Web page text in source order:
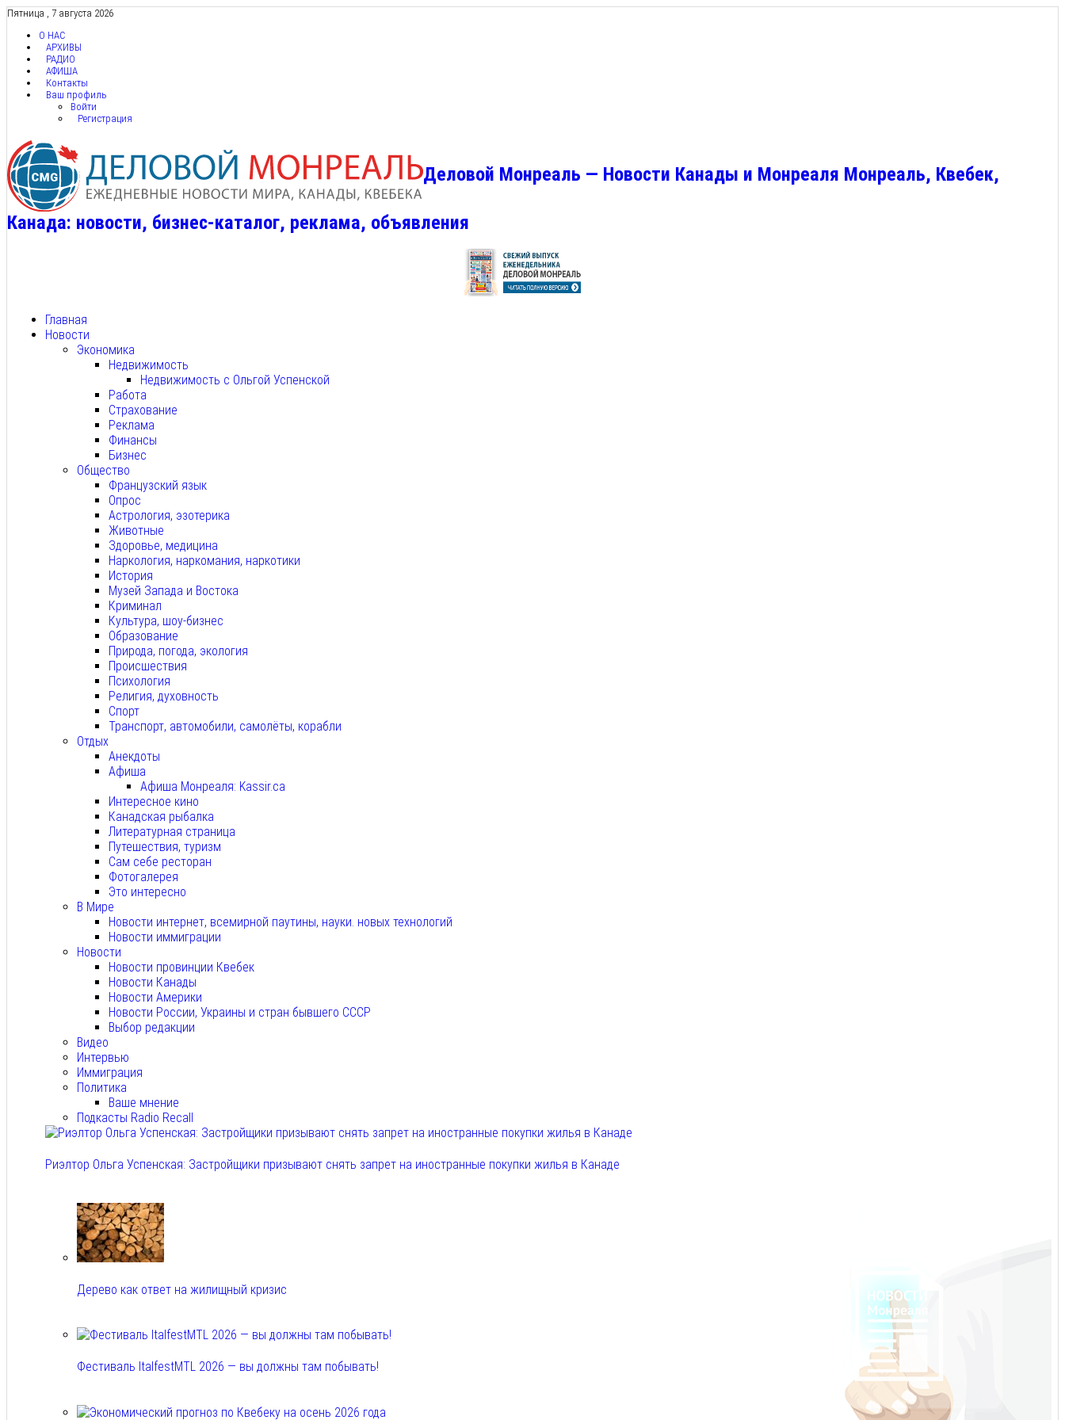
Пятница , 7 августа 2026
О НАС
АРХИВЫ
РАДИО
АФИША
Контакты
Ваш профиль
Войти
Регистрация
Деловой Монреаль — Новости Канады и Монреаля Монреаль, Квебек,
Канада: новости, бизнес-каталог, реклама, объявления
Главная
Новости
Экономика
Недвижимость
Недвижимость с Ольгой Успенской
Работа
Страхование
Реклама
Финансы
Бизнес
Общество
Французский язык
Опрос
Астрология, эзотерика
Животные
Здоровье, медицина
Наркология, наркомания, наркотики
История
Музей Запада и Востока
Криминал
Культура, шоу-бизнес
Образование
Природа, погода, экология
Происшествия
Психология
Религия, духовность
Спорт
Транспорт, автомобили, самолёты, корабли
Отдых
Анекдоты
Афиша
Афиша Монреаля: Kassir.ca
Интересное кино
Канадская рыбалка
Литературная страница
Путешествия, туризм
Сам себе ресторан
Фотогалерея
Это интересно
В Мире
Новости интернет, всемирной паутины, науки. новых технологий
Новости иммиграции
Новости
Новости провинции Квебек
Новости Канады
Новости Америки
Новости России, Украины и стран бывшего СССР
Выбор редакции
Видео
Интервью
Иммиграция
Политика
Ваше мнение
Подкасты Radio Recall
Риэлтор Ольга Успенская: Застройщики призывают снять запрет на иностранные покупки жилья в Канаде
Дерево как ответ на жилищный кризис
Фестиваль ItalfestMTL 2026 — вы должны там побывать!